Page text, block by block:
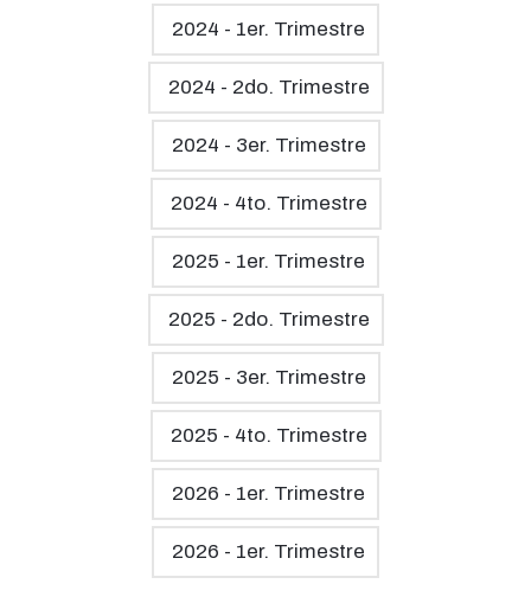
2024 - 1er. Trimestre
2024 - 2do. Trimestre
2024 - 3er. Trimestre
2024 - 4to. Trimestre
2025 - 1er. Trimestre
2025 - 2do. Trimestre
2025 - 3er. Trimestre
2025 - 4to. Trimestre
2026 - 1er. Trimestre
2026 - 1er. Trimestre